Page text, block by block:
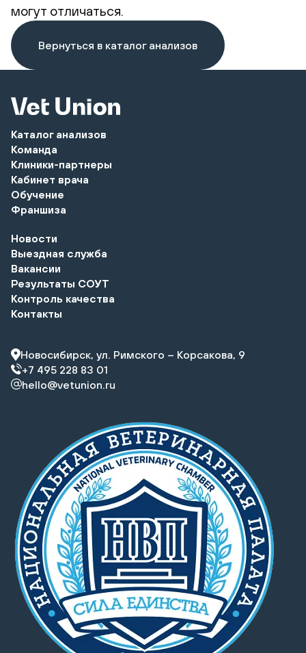
могут отличаться.
Вернуться в каталог анализов
Каталог анализов
Команда
Клиники-партнеры
Кабинет врача
Обучение
Франшиза
Новости
Выездная служба
Вакансии
Результаты СОУТ
Контроль качества
Контакты
Новосибирск, ул. Римского – Корсакова, 9
+7 495 228 83 01
hello@vetunion.ru